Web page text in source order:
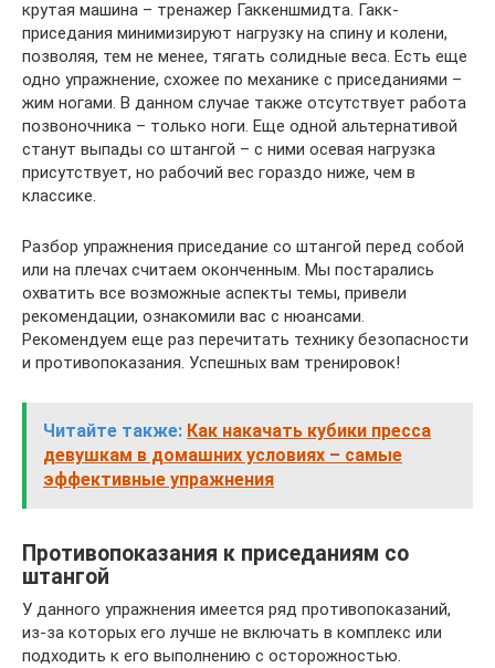
крутая машина – тренажер Гаккеншмидта. Гакк-
приседания минимизируют нагрузку на спину и колени,
позволяя, тем не менее, тягать солидные веса. Есть еще
одно упражнение, схожее по механике с приседаниями –
жим ногами. В данном случае также отсутствует работа
позвоночника – только ноги. Еще одной альтернативой
станут выпады со штангой – с ними осевая нагрузка
присутствует, но рабочий вес гораздо ниже, чем в
классике.
Разбор упражнения приседание со штангой перед собой
или на плечах считаем оконченным. Мы постарались
охватить все возможные аспекты темы, привели
рекомендации, ознакомили вас с нюансами.
Рекомендуем еще раз перечитать технику безопасности
и противопоказания. Успешных вам тренировок!
Читайте также: Как накачать кубики пресса
девушкам в домашних условиях – самые
эффективные упражнения
Противопоказания к приседаниям со
штангой
У данного упражнения имеется ряд противопоказаний,
из-за которых его лучше не включать в комплекс или
подходить к его выполнению с осторожностью.